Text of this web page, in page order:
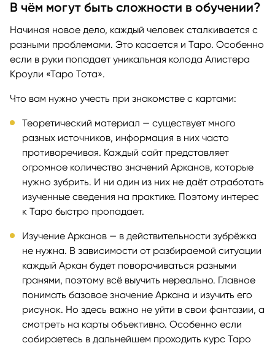
В чём могут быть сложности в обучении?
Начиная новое дело, каждый человек сталкивается с
разными проблемами. Это касается и Таро. Особенно
если в руки попадает уникальная колода Алистера
Кроули «Таро Тота».
Что вам нужно учесть при знакомстве с картами:
Теоретический материал — существует много
разных источников, информация в них часто
противоречивая. Каждый сайт представляет
огромное количество значений Арканов, которые
нужно зубрить. И ни один из них не даёт отработать
изученные сведения на практике. Поэтому интерес
к Таро быстро пропадает.
Изучение Арканов — в действительности зубрёжка
не нужна. В зависимости от разбираемой ситуации
каждый Аркан будет поворачиваться разными
гранями, поэтому всё выучить нереально. Главное
понимать базовое значение Аркана и изучить его
рисунок. Но здесь важно не уйти в свои фантазии, а
смотреть на карты объективно. Особенно если
собираетесь в дальнейшем проходить курс Таро